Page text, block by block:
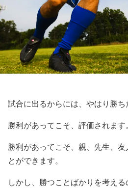
試合に出るからには、やはり勝ち
勝利があってこそ、評価されます
勝利があってこそ、親、先生、友
とができます。
しかし、勝つことばかりを考える